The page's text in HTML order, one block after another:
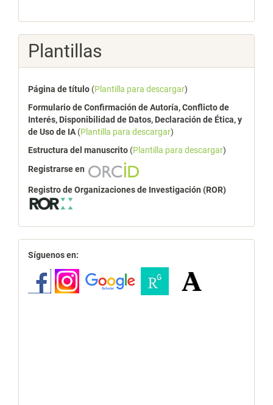
Plantillas
Página de título (Plantilla para descargar)
Formulario de Confirmación de Autoría, Conflicto de
Interés, Disponibilidad de Datos, Declaración de Ética, y
de Uso de IA (Plantilla para descargar)
Estructura del manuscrito (Plantilla para descargar)
Registrarse en
Registro de Organizaciones de Investigación (ROR)
redes
Síguenos en: